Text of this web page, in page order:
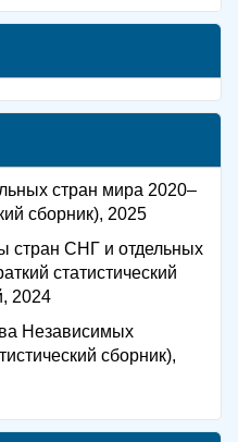
стран мира 2020–
сборник), 2025
стран СНГ и отдельных
статистический
2024
Независимых
сборник),